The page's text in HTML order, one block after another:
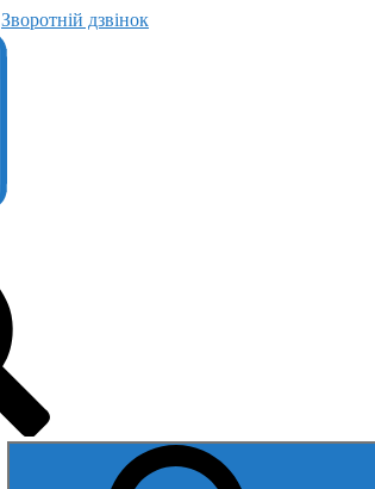
Зворотній дзвінок